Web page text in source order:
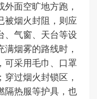
面空旷地方跑，
被烟火封阻，则应
、气窗、天台等设
烟雾的路线时，
可采用毛巾、口罩
过烟火封锁区，
隔热服等护具，也